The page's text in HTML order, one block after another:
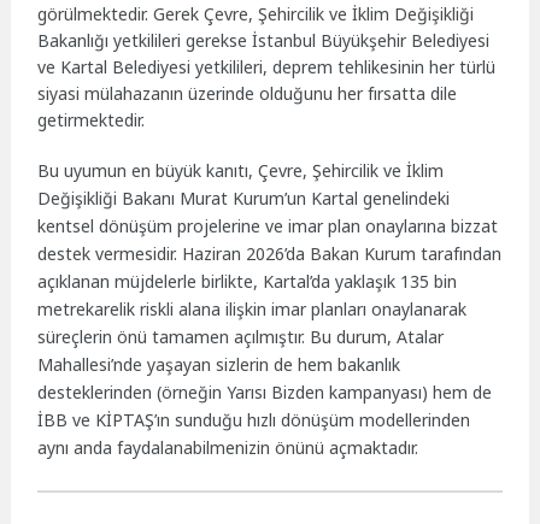
görülmektedir. Gerek Çevre, Şehircilik ve İklim Değişikliği
Bakanlığı yetkilileri gerekse İstanbul Büyükşehir Belediyesi
ve Kartal Belediyesi yetkilileri, deprem tehlikesinin her türlü
siyasi mülahazanın üzerinde olduğunu her fırsatta dile
getirmektedir.
Bu uyumun en büyük kanıtı, Çevre, Şehircilik ve İklim
Değişikliği Bakanı Murat Kurum’un Kartal genelindeki
kentsel dönüşüm projelerine ve imar plan onaylarına bizzat
destek vermesidir. Haziran 2026’da Bakan Kurum tarafından
açıklanan müjdelerle birlikte, Kartal’da yaklaşık 135 bin
metrekarelik riskli alana ilişkin imar planları onaylanarak
süreçlerin önü tamamen açılmıştır. Bu durum, Atalar
Mahallesi’nde yaşayan sizlerin de hem bakanlık
desteklerinden (örneğin Yarısı Bizden kampanyası) hem de
İBB ve KİPTAŞ’ın sunduğu hızlı dönüşüm modellerinden
aynı anda faydalanabilmenizin önünü açmaktadır.